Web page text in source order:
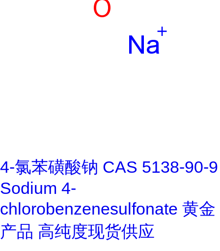
4-氯苯磺酸钠 CAS 5138-90-9
Sodium 4-
chlorobenzenesulfonate 黄金
产品 高纯度现货供应